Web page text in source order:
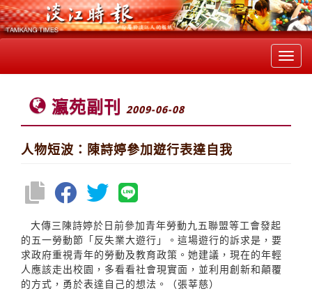
瀛苑副刊 2009-06-08
人物短波：陳詩婷參加遊行表達自我
大傳三陳詩婷於日前參加青年勞動九五聯盟等工會發起
的五一勞動節「反失業大遊行」。這場遊行的訴求是，要
求政府重視青年的勞動及教育政策。她建議，現在的年輕
人應該走出校園，多看看社會現實面，並利用創新和顛覆
的方式，勇於表達自己的想法。（張莘慈）